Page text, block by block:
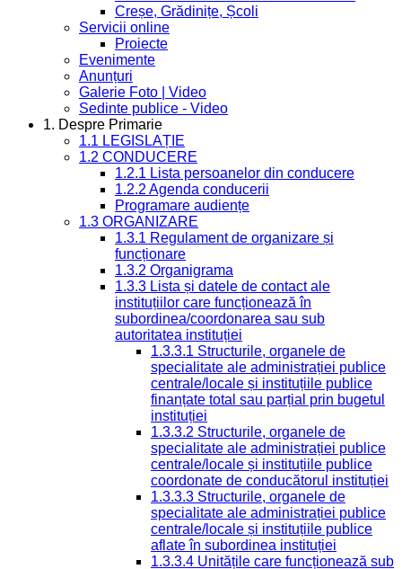
Creșe, Grădinițe, Școli
Servicii online
Proiecte
Evenimente
Anunțuri
Galerie Foto | Video
Sedinte publice - Video
1. Despre Primarie
1.1 LEGISLAȚIE
1.2 CONDUCERE
1.2.1 Lista persoanelor din conducere
1.2.2 Agenda conducerii
Programare audiențe
1.3 ORGANIZARE
1.3.1 Regulament de organizare și
funcționare
1.3.2 Organigrama
1.3.3 Lista și datele de contact ale
instituțiilor care funcționează în
subordinea/coordonarea sau sub
autoritatea instituției
1.3.3.1 Structurile, organele de
specialitate ale administrației publice
centrale/locale și instituțiile publice
finanțate total sau parțial prin bugetul
instituției
1.3.3.2 Structurile, organele de
specialitate ale administrației publice
centrale/locale și instituțiile publice
coordonate de conducătorul instituției
1.3.3.3 Structurile, organele de
specialitate ale administrației publice
centrale/locale și instituțiile publice
aflate în subordinea instituției
1.3.3.4 Unitățile care funcționează sub